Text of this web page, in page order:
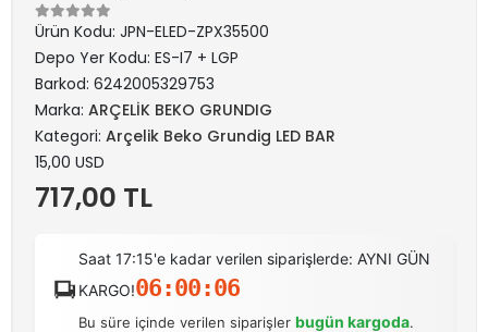
Ürün Kodu: JPN-ELED-ZPX35500
Depo Yer Kodu: ES-I7 + LGP
Barkod: 6242005329753
Marka: ARÇELİK BEKO GRUNDIG
Kategori: Arçelik Beko Grundig LED BAR
15,00 USD
717,00 TL
Saat 17:15'e kadar verilen siparişlerde: AYNI GÜN
KARGO!06:00:06
Bu süre içinde verilen siparişlerbugün kargoda.